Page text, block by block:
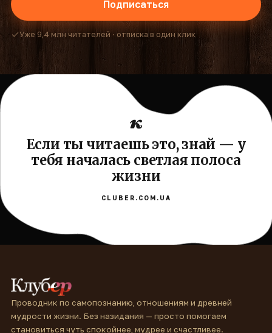
Подписаться
Уже 9,4 млн читателей · отписка в один клик
Если ты читаешь это, знай — у
тебя началась светлая полоса
жизни
CLUBER.COM.UA
Проводник по самопознанию, отношениям и древней
мудрости жизни. Без назидания — просто помогаем
становиться чуть спокойнее, мудрее и счастливее.